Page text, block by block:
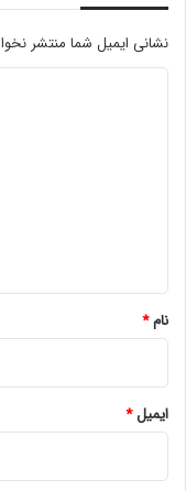
نشانی ایمیل شما منتشر
نام*
ایمیل*